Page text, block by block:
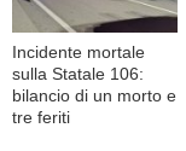
Incidente mortale
sulla Statale 106:
bilancio di un morto e
tre feriti